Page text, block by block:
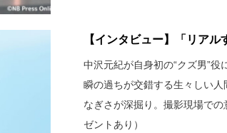
【インタビュー】「リア
中沢元紀が自身初の“クズ男”
瞬の過ちが交錯する生々しい
なぎさが深掘り。撮影現場で
ゼントあり）